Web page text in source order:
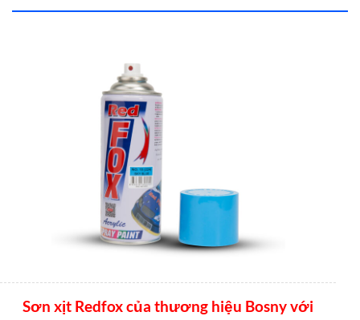
Sơn xịt Redfox của thương hiệu Bosny với